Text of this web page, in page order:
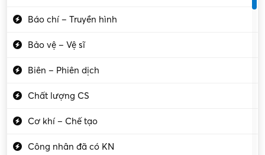
Báo chí – Truyền hình
Bảo vệ – Vệ sĩ
Biên – Phiên dịch
Chất lượng CS
Cơ khí – Chế tạo
Công nhân đã có KN